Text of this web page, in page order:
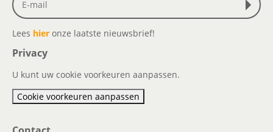
Lees hier onze laatste nieuwsbrief!
Privacy
U kunt uw cookie voorkeuren aanpassen.
Cookie voorkeuren aanpassen